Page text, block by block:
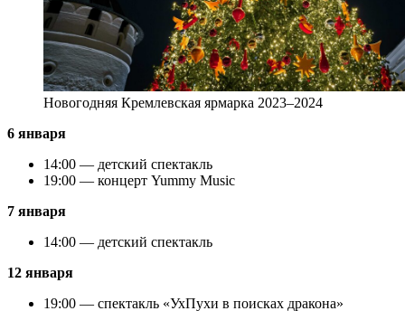
Новогодняя Кремлевская ярмарка 2023–2024
6 января
14:00 — детский спектакль
19:00 — концерт Yummy Music
7 января
14:00 — детский спектакль
12 января
19:00 — спектакль «УхПухи в поисках дракона»